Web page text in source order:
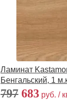
Ламинат
Бенгальский, 1
797 683 руб. /